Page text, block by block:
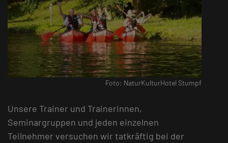
Foto: NaturKulturHotel Stumpf
Unsere Trainer und Trainerinnen,
Seminargruppen und jeden einzelnen
Teilnehmer versuchen wir tatkräftig bei der